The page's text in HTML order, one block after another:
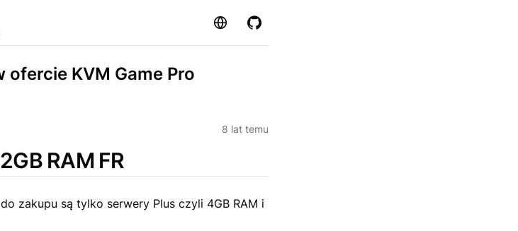
Strona GitHub
KVM Game Pro
8 lat temu
RAM FR
zakupu są tylko serwery Plus czyli 4GB RAM i